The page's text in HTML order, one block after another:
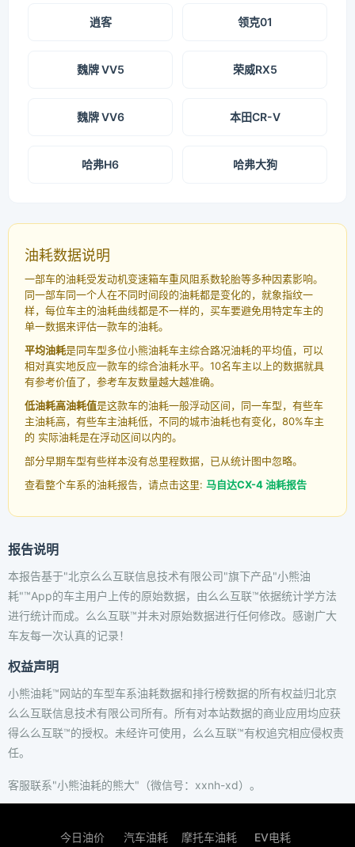
逍客 领克01
魏牌 VV5 荣威RX5
魏牌 VV6 本田CR-V
哈弗H6 哈弗大狗
油耗数据说明
一部车的油耗受发动机变速箱车重风阻系数轮胎等多种因素影响。
同一部车同一个人在不同时间段的油耗都是变化的，就象指纹一
样，每位车主的油耗曲线都是不一样的，买车要避免用特定车主的
单一数据来评估一款车的油耗。
平均油耗是同车型多位小熊油耗车主综合路况油耗的平均值，可以
相对真实地反应一款车的综合油耗水平。10名车主以上的数据就具
有参考价值了，参考车友数量越大越准确。
低油耗高油耗值是这款车的油耗一般浮动区间，同一车型，有些车
主油耗高，有些车主油耗低，不同的城市油耗也有变化，80%车主
的 实际油耗是在浮动区间以内的。
部分早期车型有些样本没有总里程数据，已从统计图中忽略。
查看整个车系的油耗报告，请点击这里: 马自达CX-4 油耗报告
报告说明
本报告基于"北京么么互联信息技术有限公司"旗下产品"小熊油
耗"™App的车主用户上传的原始数据，由么么互联™依据统计学方法
进行统计而成。么么互联™并未对原始数据进行任何修改。感谢广大
车友每一次认真的记录！
权益声明
小熊油耗™网站的车型车系油耗数据和排行榜数据的所有权益归北京
么么互联信息技术有限公司所有。所有对本站数据的商业应用均应获
得么么互联™的授权。未经许可使用，么么互联™有权追究相应侵权责
任。
客服联系"小熊油耗的熊大"（微信号：xxnh-xd）。
今日油价 汽车油耗 摩托车油耗 EV电耗